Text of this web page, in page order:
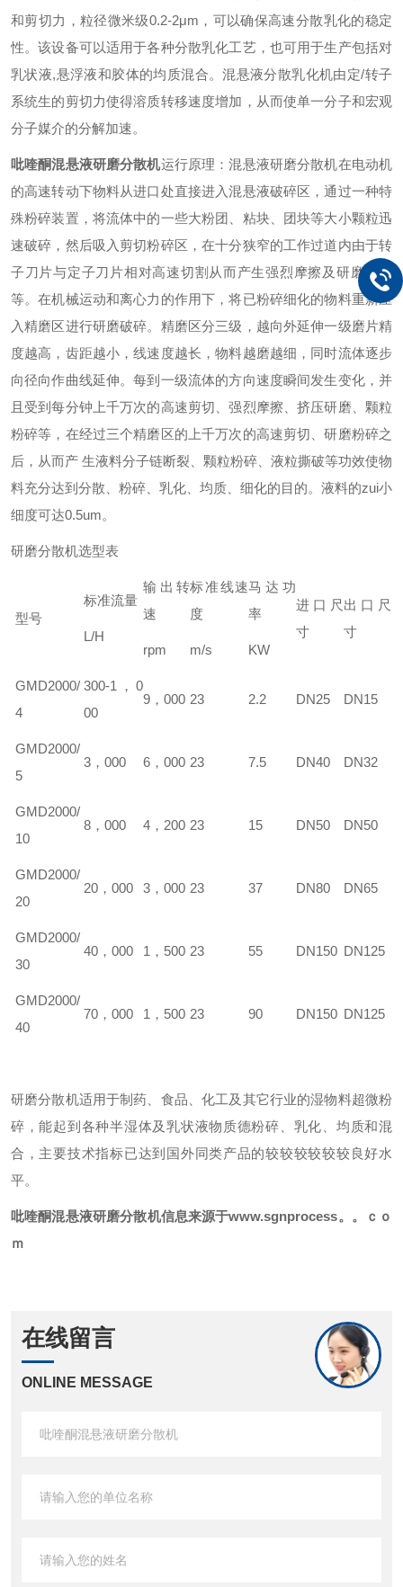
和剪切力，粒径微米级0.2-2μm，可以确保高速分散乳化的稳定
性。该设备可以适用于各种分散乳化工艺，也可用于生产包括对
乳状液,悬浮液和胶体的均质混合。混悬液分散乳化机由定/转子
系统生的剪切力使得溶质转移速度增加，从而使单一分子和宏观
分子媒介的分解加速。
吡喹酮混悬液研磨分散机运行原理：混悬液研磨分散机在电动机
的高速转动下物料从进口处直接进入混悬液破碎区，通过一种特
殊粉碎装置，将流体中的一些大粉团、粘块、团块等大小颗粒迅
速破碎，然后吸入剪切粉碎区，在十分狭窄的工作过道内由于转
子刀片与定子刀片相对高速切割从而产生强烈摩擦及研磨破碎
等。在机械运动和离心力的作用下，将已粉碎细化的物料重新压
入精磨区进行研磨破碎。精磨区分三级，越向外延伸一级磨片精
度越高，齿距越小，线速度越长，物料越磨越细，同时流体逐步
向径向作曲线延伸。每到一级流体的方向速度瞬间发生变化，并
且受到每分钟上千万次的高速剪切、强烈摩擦、挤压研磨、颗粒
粉碎等，在经过三个精磨区的上千万次的高速剪切、研磨粉碎之
后，从而产 生液料分子链断裂、颗粒粉碎、液粒撕破等功效使物
料充分达到分散、粉碎、乳化、均质、细化的目的。液料的zui小
细度可达0.5um。
研磨分散机选型表
型号
标准流量
L/H
输出转
速
rpm
标准线速
度
m/s
马达功
率
KW
进口尺
寸
出口尺
寸
GMD2000/
4
300-1，0
00
9，000 23 2.2 DN25 DN15
GMD2000/
5
3，000 6，000 23 7.5 DN40 DN32
GMD2000/
10
8，000 4，200 23 15 DN50 DN50
GMD2000/
20
20，000 3，000 23 37 DN80 DN65
GMD2000/
30
40，000 1，500 23 55 DN150 DN125
GMD2000/
40
70，000 1，500 23 90 DN150 DN125
研磨分散机适用于制药、食品、化工及其它行业的湿物料超微粉
碎，能起到各种半湿体及乳状液物质德粉碎、乳化、均质和混
合，主要技术指标已达到国外同类产品的较较较较较较良好水
平。
吡喹酮混悬液研磨分散机信息来源于www.sgnprocess。。ｃｏ
ｍ
在线留言
ONLINE MESSAGE